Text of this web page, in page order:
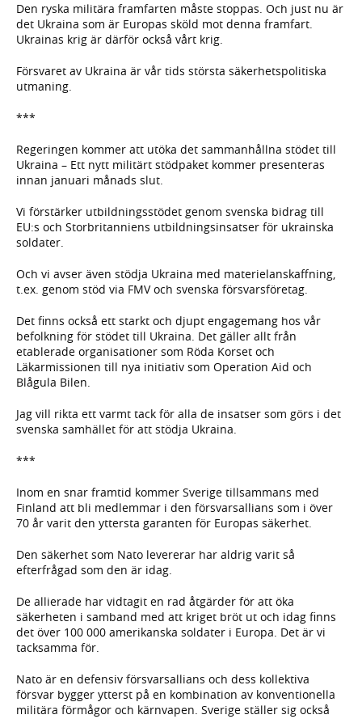
Den ryska militära framfarten måste stoppas. Och just nu är
det Ukraina som är Europas sköld mot denna framfart.
Ukrainas krig är därför också vårt krig.
Försvaret av Ukraina är vår tids största säkerhetspolitiska
utmaning.
***
Regeringen kommer att utöka det sammanhållna stödet till
Ukraina – Ett nytt militärt stödpaket kommer presenteras
innan januari månads slut.
Vi förstärker utbildningsstödet genom svenska bidrag till
EU:s och Storbritanniens utbildningsinsatser för ukrainska
soldater.
Och vi avser även stödja Ukraina med materielanskaffning,
t.ex. genom stöd via FMV och svenska försvarsföretag.
Det finns också ett starkt och djupt engagemang hos vår
befolkning för stödet till Ukraina. Det gäller allt från
etablerade organisationer som Röda Korset och
Läkarmissionen till nya initiativ som Operation Aid och
Blågula Bilen.
Jag vill rikta ett varmt tack för alla de insatser som görs i det
svenska samhället för att stödja Ukraina.
***
Inom en snar framtid kommer Sverige tillsammans med
Finland att bli medlemmar i den försvarsallians som i över
70 år varit den yttersta garanten för Europas säkerhet.
Den säkerhet som Nato levererar har aldrig varit så
efterfrågad som den är idag.
De allierade har vidtagit en rad åtgärder för att öka
säkerheten i samband med att kriget bröt ut och idag finns
det över 100 000 amerikanska soldater i Europa. Det är vi
tacksamma för.
Nato är en defensiv försvarsallians och dess kollektiva
försvar bygger ytterst på en kombination av konventionella
militära förmågor och kärnvapen. Sverige ställer sig också